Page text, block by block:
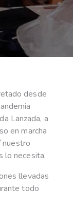
desde
Lanzada, a
en marcha
nuestro
lo necesita.
llevadas
todo